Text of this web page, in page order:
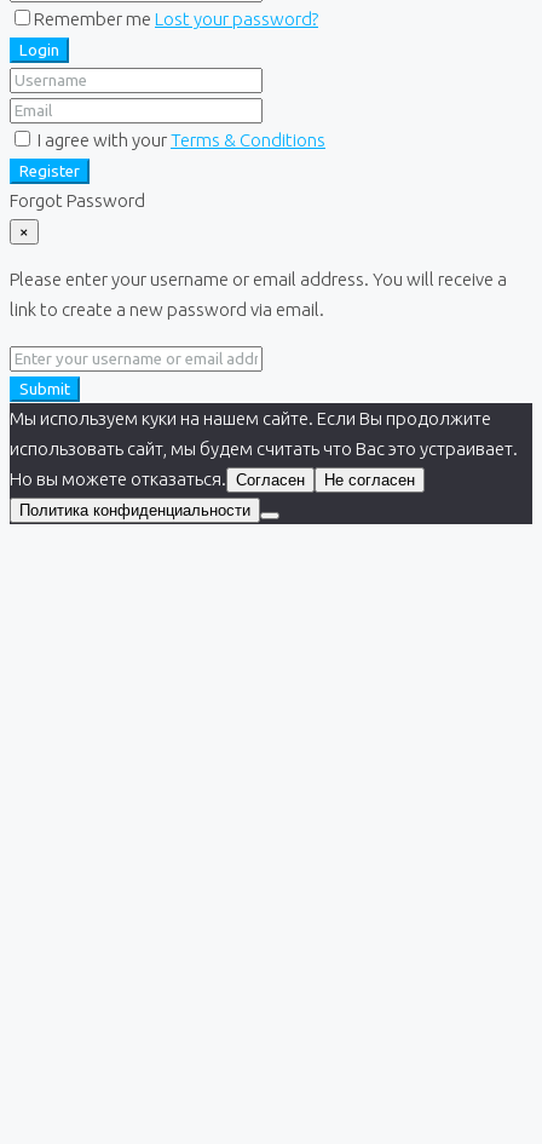
Remember me Lost your password?
Login
I agree with yourTerms & Conditions
Register
Forgot Password
×
Please enter your username or email address. You will receive a
link to create a new password via email.
Submit
Мы используем куки на нашем сайте. Если Вы продолжите
использовать сайт, мы будем считать что Вас это устраивает.
Но вы можете отказаться. Согласен
Не согласен
Политика конфиденциальности